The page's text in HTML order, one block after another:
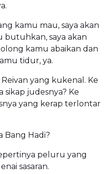
kamu mau, saya akan
saya akan
kamu abaikan dan
tidur, ya.
yang kukenal. Ke
sikap judesnya? Ke
yang kerap terlontar
Bang Hadi?
peluru yang
sasaran.